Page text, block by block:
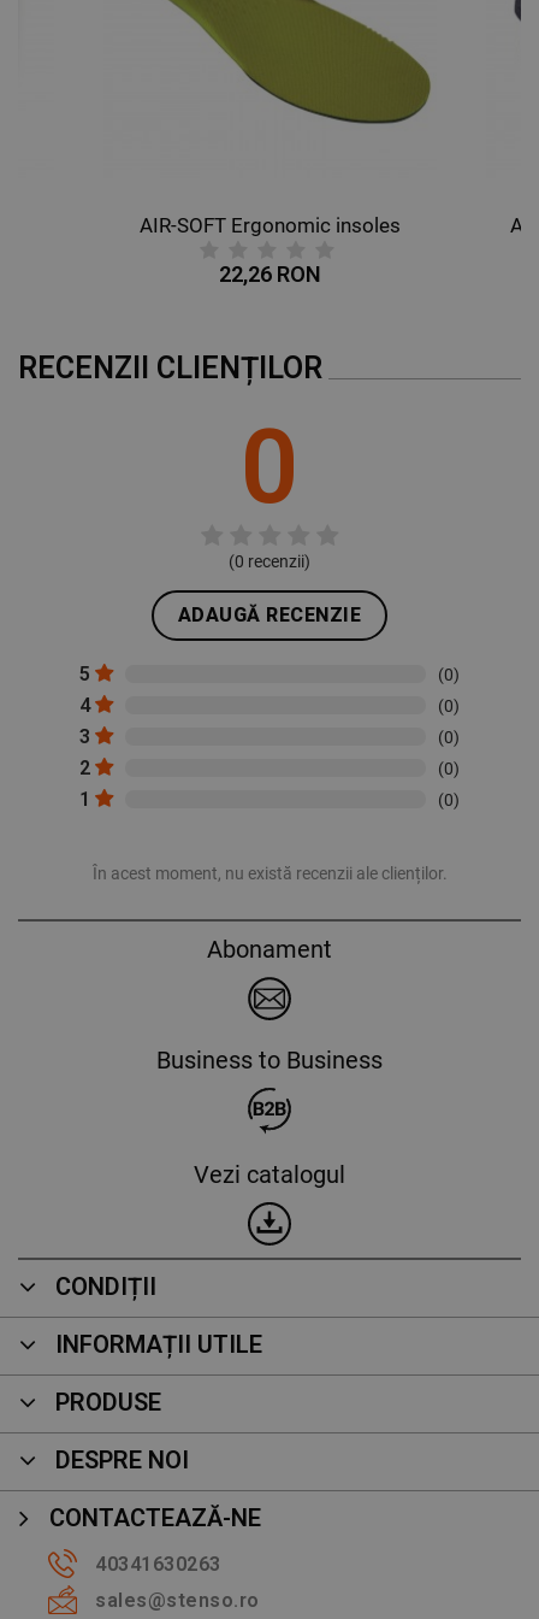
AIR-SOFT Ergonomic insoles
22,26 RON
RECENZII CLIENȚILOR
0
(0 recenzii)
ADAUGĂ RECENZIE
5 (0)
4 (0)
3 (0)
2 (0)
1 (0)
În acest moment, nu există recenzii ale clienților.
Abonament
Business to Business
Vezi catalogul
CONDIȚII
INFORMAȚII UTILE
PRODUSE
DESPRE NOI
CONTACTEAZĂ-NE
40341630263
sales@stenso.ro